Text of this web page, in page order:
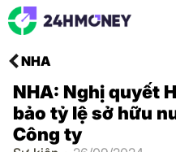
NHA
NHA: Nghị quyết
bảo tỷ lệ sở hữu
Công ty